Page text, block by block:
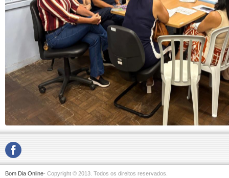
Bom Dia Online- Copyright © 2013. Todos os direitos reservados.